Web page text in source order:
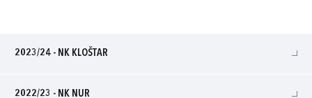
2023/24 - NK KLOŠTAR
2022/23 - NK NUR